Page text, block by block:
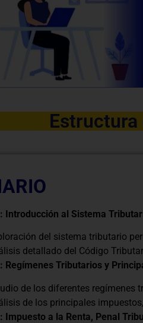
Introducción al Sistema
del sistema tributario
detallado del Código
Regímenes Tributarios y
de los diferentes regímenes
de los principales
Impuesto a la Renta, Penal